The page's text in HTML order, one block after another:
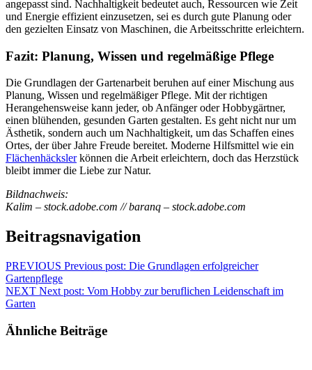
angepasst sind. Nachhaltigkeit bedeutet auch, Ressourcen wie Zeit
und Energie effizient einzusetzen, sei es durch gute Planung oder
den gezielten Einsatz von Maschinen, die Arbeitsschritte erleichtern.
Fazit: Planung, Wissen und regelmäßige Pflege
Die Grundlagen der Gartenarbeit beruhen auf einer Mischung aus
Planung, Wissen und regelmäßiger Pflege. Mit der richtigen
Herangehensweise kann jeder, ob Anfänger oder Hobbygärtner,
einen blühenden, gesunden Garten gestalten. Es geht nicht nur um
Ästhetik, sondern auch um Nachhaltigkeit, um das Schaffen eines
Ortes, der über Jahre Freude bereitet. Moderne Hilfsmittel wie ein
Flächenhäckslerkönnen die Arbeit erleichtern, doch das Herzstück
bleibt immer die Liebe zur Natur.
Bildnachweis:
Kalim – stock.adobe.com // baranq – stock.adobe.com
Beitragsnavigation
PREVIOUS Previous post: Die Grundlagen erfolgreicher
Gartenpflege
NEXT Next post: Vom Hobby zur beruflichen Leidenschaft im
Garten
Ähnliche Beiträge